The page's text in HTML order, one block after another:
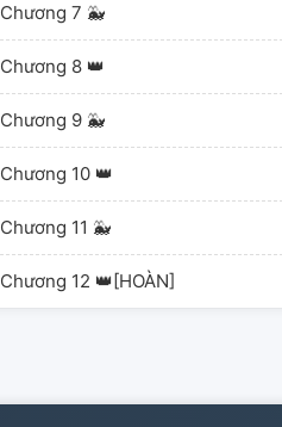
Chương 7 🐳
Chương 8 👑
Chương 9 🐳
Chương 10 👑
Chương 11 🐳
Chương 12 👑[HOÀN]